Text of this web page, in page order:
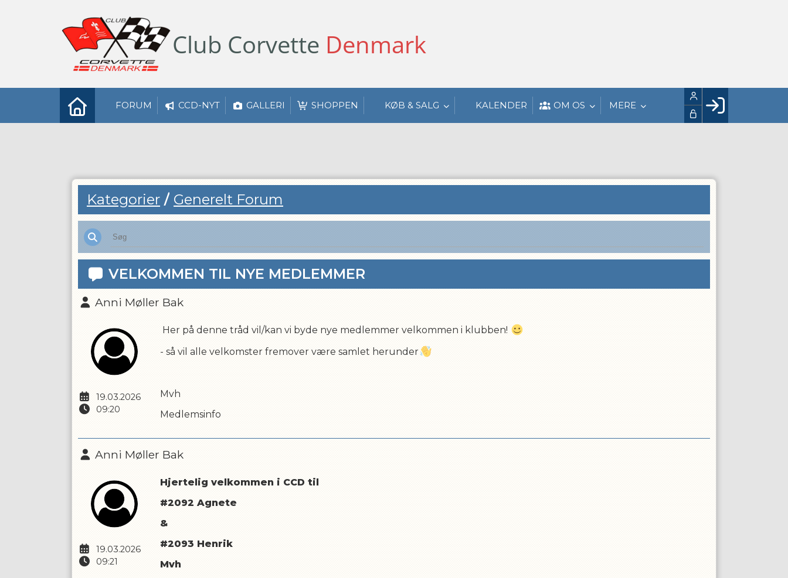
Club Corvette Denmark
FORUM CCD-NYT GALLERI SHOPPEN KØB & SALG KALENDER OM OS MERE
LOG IND
Kategorier / Generelt Forum
VELKOMMEN TIL NYE MEDLEMMER
Anni Møller Bak
19.03.2026
09:20
Her på denne tråd vil/kan vi byde nye medlemmer velkommen i klubben!
- så vil alle velkomster fremover være samlet herunder
Mvh
Medlemsinfo
Anni Møller Bak
19.03.2026
09:21
Hjertelig velkommen i CCD til
#2092 Agnete
&
#2093 Henrik
Mvh